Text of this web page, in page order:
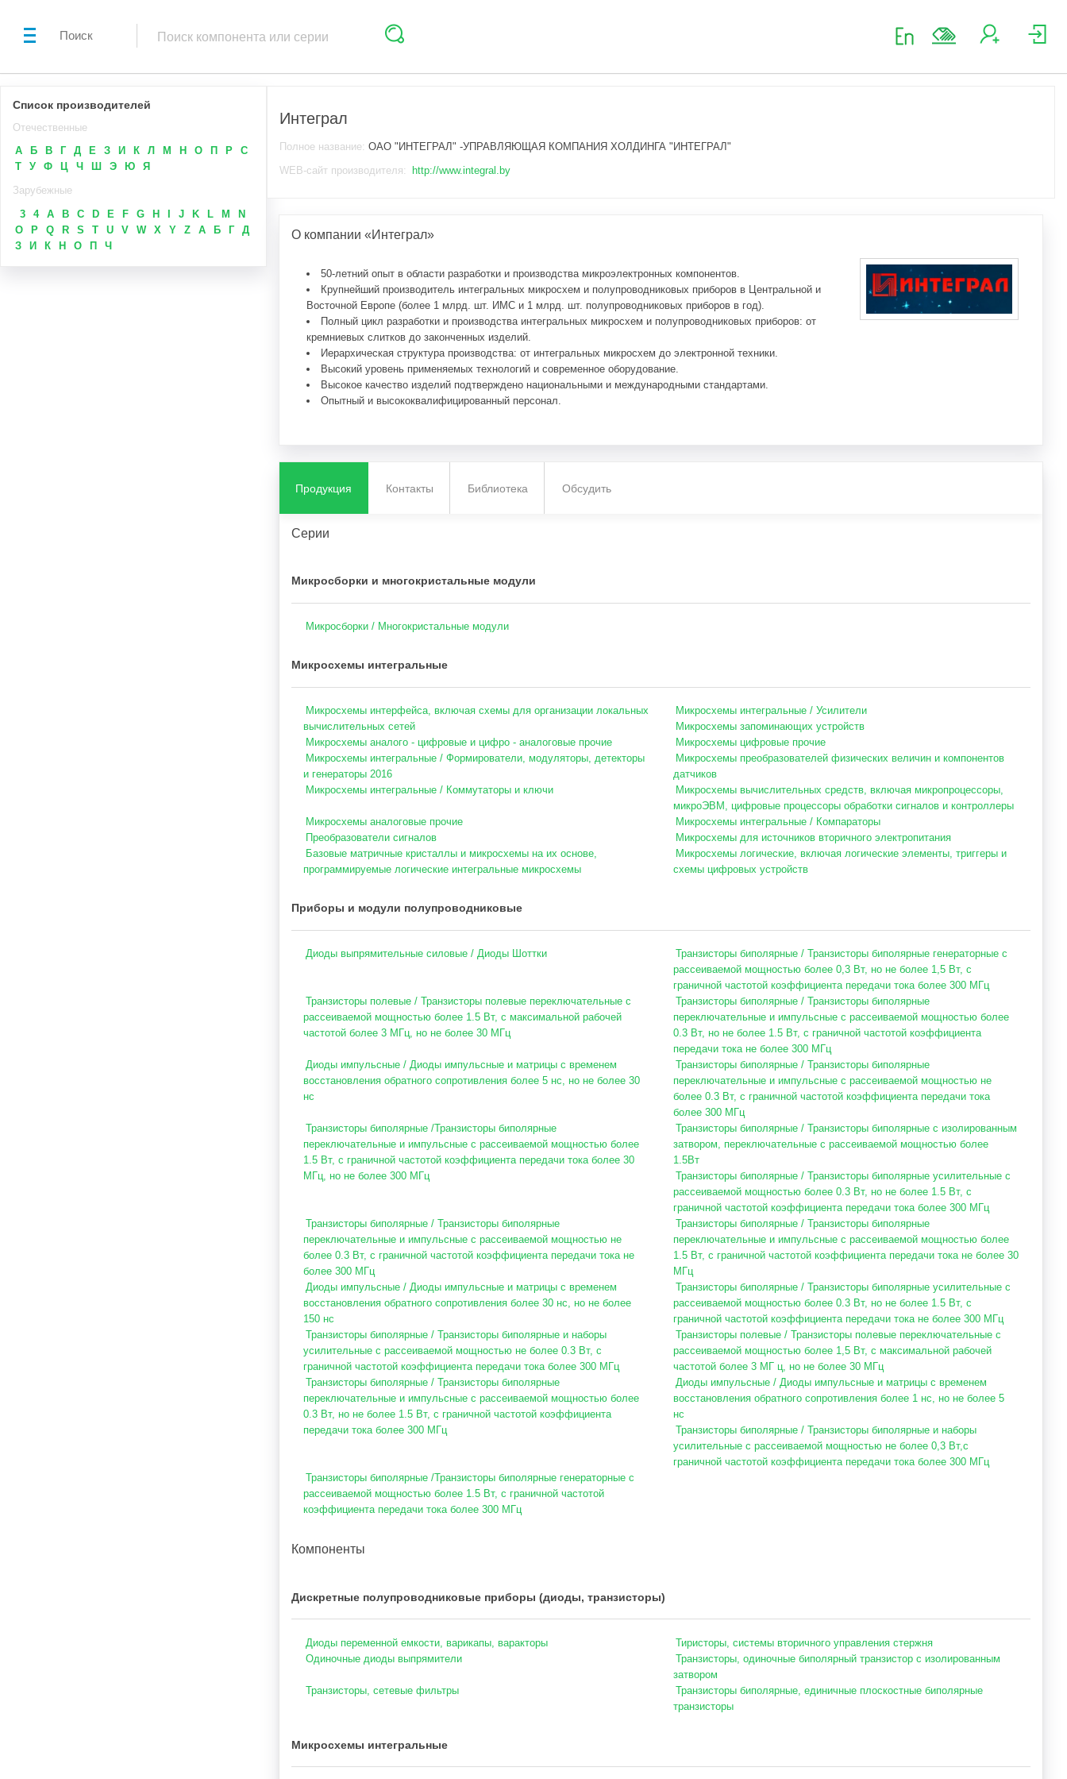
Поиск
Список производителей
Отечественные
А
Б В Г Д Е З И К Л М Н О П Р
С
Т
У Ф Ц Ч Ш Э Ю
Я
Зарубежные
3
4 A B C D E F G H J K L M
N
O
P Q R S T U V W X Y Z А Б Г
Д
З
И К Н О П Ч
Интеграл
Полное название: ОАО "ИНТЕГРАЛ" -УПРАВЛЯЮЩАЯ КОМПАНИЯ ХОЛДИНГА "ИНТЕГРАЛ"
WEB-сайт производителя:
http://www.integral.by
О компании «Интеграл»
50-летний опыт в области разработки и производства микроэлектронных компонентов.
Крупнейший производитель интегральных микросхем и полупроводниковых приборов в Центральной и
Восточной Европе (более 1 млрд. шт. ИМС и 1 млрд. шт. полупроводниковых приборов в год).
Полный цикл разработки и производства интегральных микросхем и полупроводниковых приборов: от
кремниевых слитков до законченных изделий.
Иерархическая структура производства: от интегральных микросхем до электронной техники.
Высокий уровень применяемых технологий и современное оборудование.
Высокое качество изделий подтверждено национальными и международными стандартами.
Опытный и высококвалифицированный персонал.
Продукция Контакты Библиотека Обсудить
Серии
Микросборки и многокристальные модули
Микросборки / Многокристальные модули
Микросхемы интегральные
Микросхемы интерфейса, включая схемы для организации локальных
вычислительных сетей
Микросхемы интегральные / Усилители
Микросхемы запоминающих устройств
Микросхемы аналого - цифровые и цифро - аналоговые прочие
Микросхемы цифровые прочие
Микросхемы интегральные / Формирователи, модуляторы, детекторы
и генераторы 2016
Микросхемы преобразователей физических величин и компонентов
датчиков
Микросхемы интегральные / Коммутаторы и ключи
Микросхемы вычислительных средств, включая микропроцессоры,
микроЭВМ, цифровые процессоры обработки сигналов и контроллеры
Микросхемы аналоговые прочие
Микросхемы интегральные / Компараторы
Преобразователи сигналов
Микросхемы для источников вторичного электропитания
Базовые матричные кристаллы и микросхемы на их основе,
программируемые логические интегральные микросхемы
Микросхемы логические, включая логические элементы, триггеры и
схемы цифровых устройств
Приборы и модули полупроводниковые
Диоды выпрямительные силовые / Диоды Шоттки
Транзисторы биполярные / Транзисторы биполярные генераторные с
рассеиваемой мощностью более 0,3 Вт, но не более 1,5 Вт, с
граничной частотой коэффициента передачи тока более 300 МГц
Транзисторы полевые / Транзисторы полевые переключательные с
рассеиваемой мощностью более 1.5 Вт, с максимальной рабочей
частотой более 3 МГц, но не более 30 МГц
Транзисторы биполярные / Транзисторы биполярные
переключательные и импульсные с рассеиваемой мощностью более
0.3 Вт, но не более 1.5 Вт, с граничной частотой коэффициента
передачи тока не более 300 МГц
Диоды импульсные / Диоды импульсные и матрицы с временем
восстановления обратного сопротивления более 5 нс, но не более 30
нс
Транзисторы биполярные / Транзисторы биполярные
переключательные и импульсные с рассеиваемой мощностью не
более 0.3 Вт, с граничной частотой коэффициента передачи тока
более 300 МГц
Транзисторы биполярные /Транзисторы биполярные
переключательные и импульсные с рассеиваемой мощностью более
1.5 Вт, с граничной частотой коэффициента передачи тока более 30
МГц, но не более 300 МГц
Транзисторы биполярные / Транзисторы биполярные с изолированным
затвором, переключательные с рассеиваемой мощностью более
1.5Вт
Транзисторы биполярные / Транзисторы биполярные усилительные с
рассеиваемой мощностью более 0.3 Вт, но не более 1.5 Вт, с
граничной частотой коэффициента передачи тока более 300 МГц
Транзисторы биполярные / Транзисторы биполярные
переключательные и импульсные с рассеиваемой мощностью не
более 0.3 Вт, с граничной частотой коэффициента передачи тока не
более 300 МГц
Транзисторы биполярные / Транзисторы биполярные
переключательные и импульсные с рассеиваемой мощностью более
1.5 Вт, с граничной частотой коэффициента передачи тока не более 30
МГц
Диоды импульсные / Диоды импульсные и матрицы с временем
восстановления обратного сопротивления более 30 нс, но не более
150 нс
Транзисторы биполярные / Транзисторы биполярные усилительные с
рассеиваемой мощностью более 0.3 Вт, но не более 1.5 Вт, с
граничной частотой коэффициента передачи тока не более 300 МГц
Транзисторы биполярные / Транзисторы биполярные и наборы
усилительные с рассеиваемой мощностью не более 0.3 Вт, с
граничной частотой коэффициента передачи тока более 300 МГц
Транзисторы полевые / Транзисторы полевые переключательные с
рассеиваемой мощностью более 1,5 Вт, с максимальной рабочей
частотой более 3 МГ ц, но не более 30 МГц
Транзисторы биполярные / Транзисторы биполярные
переключательные и импульсные с рассеиваемой мощностью более
0.3 Вт, но не более 1.5 Вт, с граничной частотой коэффициента
передачи тока более 300 МГц
Диоды импульсные / Диоды импульсные и матрицы с временем
восстановления обратного сопротивления более 1 нс, но не более 5
нс
Транзисторы биполярные / Транзисторы биполярные и наборы
усилительные с рассеиваемой мощностью не более 0,3 Вт,с
граничной частотой коэффициента передачи тока более 300 МГц
Транзисторы биполярные /Транзисторы биполярные генераторные с
рассеиваемой мощностью более 1.5 Вт, с граничной частотой
коэффициента передачи тока более 300 МГц
Компоненты
Дискретные полупроводниковые приборы (диоды, транзисторы)
Диоды переменной емкости, варикапы, варакторы
Тиристоры, системы вторичного управления стержня
Одиночные диоды выпрямители
Транзисторы, одиночные биполярный транзистор с изолированным
затвором
Транзисторы, сетевые фильтры
Транзисторы биполярные, единичные плоскостные биполярные
транзисторы
Микросхемы интегральные